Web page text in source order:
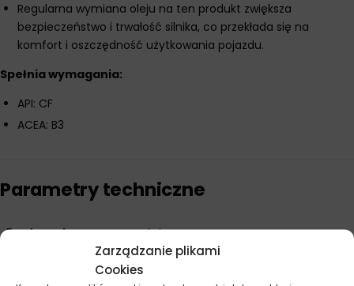
Zarządzanie plikami
Cookies
Regularna wymiana oleju na ten produkt zwiększa
bezpieczeństwo i trwałość silnika, co przekłada się na
komfort i oszczędność użytkowania pojazdu.
Spełnia wymagania:
API: CF
ACEA: B3
Parametry techniczne
Producent Lotos